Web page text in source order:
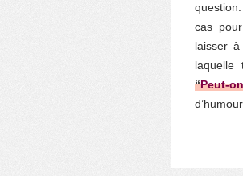
cas
laisser
laquelle
“Peut-